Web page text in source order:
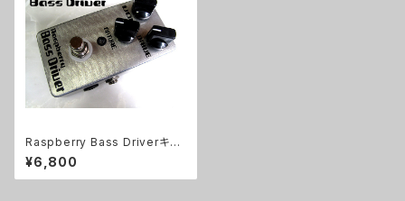
Raspberry Bass Driverキッ
ト【BASIC KIT】
¥6,800